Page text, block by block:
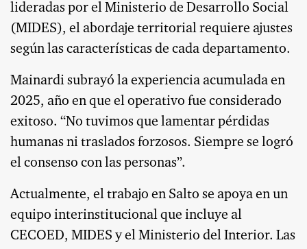
lideradas por el Ministerio de Desarrollo Social
(MIDES), el abordaje territorial requiere ajustes
según las características de cada departamento.
Mainardi subrayó la experiencia acumulada en
2025, año en que el operativo fue considerado
exitoso. “No tuvimos que lamentar pérdidas
humanas ni traslados forzosos. Siempre se logró
el consenso con las personas”.
Actualmente, el trabajo en Salto se apoya en un
equipo interinstitucional que incluye al
CECOED, MIDES y el Ministerio del Interior. Las